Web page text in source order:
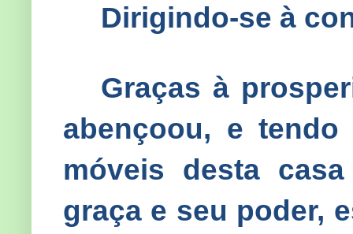
Dirigindo-se à
Graças à
aben­çoou, e
móveis desta
graça e seu poder,